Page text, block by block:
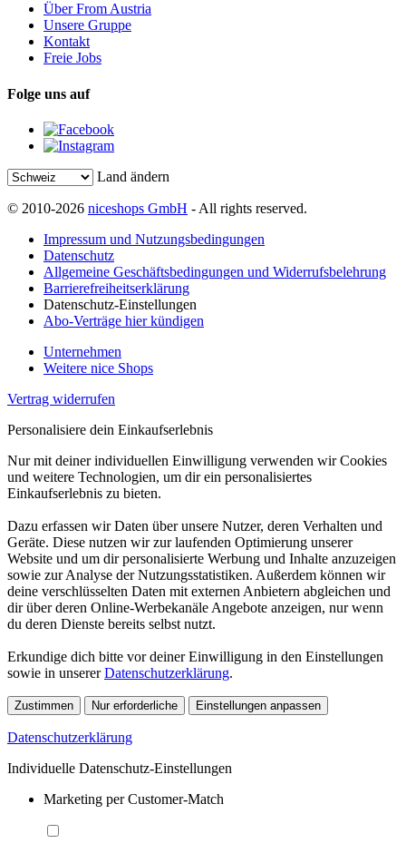
Über From Austria
Unsere Gruppe
Kontakt
Freie Jobs
Folge uns auf
Land ändern
© 2010-2026 niceshops GmbH - All rights reserved.
Impressum und Nutzungsbedingungen
Datenschutz
Allgemeine Geschäftsbedingungen und Widerrufsbelehrung
Barrierefreiheitserklärung
Datenschutz-Einstellungen
Abo-Verträge hier kündigen
Unternehmen
Weitere nice Shops
Vertrag widerrufen
Personalisiere dein Einkaufserlebnis
Nur mit deiner individuellen Einwilligung verwenden wir Cookies
und weitere Technologien, um dir ein personalisiertes
Einkaufserlebnis zu bieten.
Dazu erfassen wir Daten über unsere Nutzer, deren Verhalten und
Geräte. Diese nutzen wir zur laufenden Optimierung unserer
Website und um dir personalisierte Werbung und Inhalte anzuzeigen
sowie zur Analyse der Nutzungsstatistiken. Außerdem können wir
deine verschlüsselten Daten mit externen Anbietern abgleichen und
dir über deren Online-Werbekanäle Angebote anzeigen, nur wenn
du deren Dienste bereits selbst nutzt.
Erkundige dich bitte vor deiner Einwilligung in den Einstellungen
sowie in unsererDatenschutzerklärung.
Zustimmen Nur erforderliche Einstellungen anpassen
Datenschutzerklärung
Individuelle Datenschutz-Einstellungen
Marketing per Customer-Match